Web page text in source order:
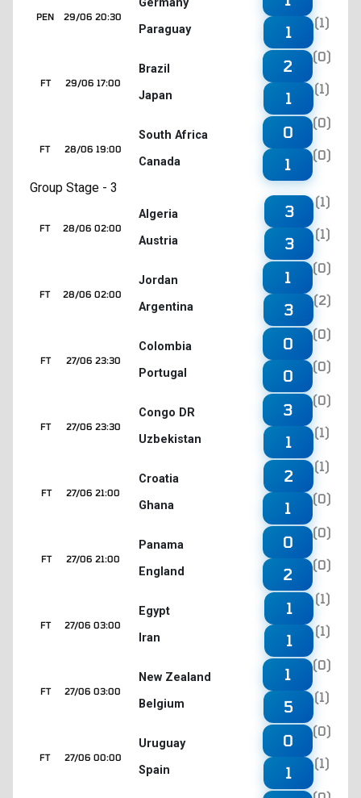
29/06 20:30
PEN
Paraguay
1
(1)
29/06 17:00
FT
Brazil
Japan
2
(0)
1
(1)
28/06 19:00
FT
South Africa
Canada
0
(0)
1
(0)
Group Stage - 3
28/06 02:00
FT
Algeria
Austria
3
(1)
3
(1)
28/06 02:00
FT
Jordan
Argentina
1
(0)
3
(2)
27/06 23:30
FT
Colombia
Portugal
0
(0)
0
(0)
27/06 23:30
FT
Congo DR
Uzbekistan
3
(0)
1
(1)
27/06 21:00
FT
Croatia
Ghana
2
(1)
1
(0)
27/06 21:00
FT
Panama
England
0
(0)
2
(0)
27/06 03:00
FT
Egypt
Iran
1
(1)
1
(1)
27/06 03:00
FT
New Zealand
Belgium
1
(0)
5
(1)
27/06 00:00
FT
Uruguay
Spain
0
(0)
1
(1)